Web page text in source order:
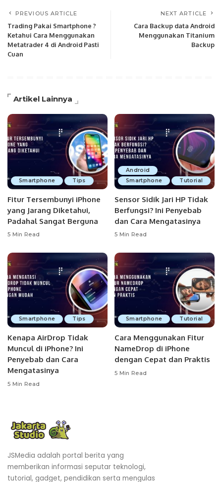
PREVIOUS ARTICLE
Trading Pakai Smartphone ?
Ketahui Cara Menggunakan
Metatrader 4 di Android Pasti
Cuan
NEXT ARTICLE
Cara Backup data Android
Menggunakan Titanium
Backup
Artikel Lainnya
Smartphone Tips
Fitur Tersembunyi iPhone
yang Jarang Diketahui,
Padahal Sangat Berguna
5 Min Read
Android
Smartphone
Tutorial
Sensor Sidik Jari HP Tidak
Berfungsi? Ini Penyebab
dan Cara Mengatasinya
5 Min Read
Smartphone Tips
Kenapa AirDrop Tidak
Muncul di iPhone? Ini
Penyebab dan Cara
Mengatasinya
5 Min Read
Smartphone Tutorial
Cara Menggunakan Fitur
NameDrop di iPhone
dengan Cepat dan Praktis
5 Min Read
JSMedia adalah portal berita yang
memberikan informasi seputar teknologi,
tutorial, gadget, pendidikan serta mengulas